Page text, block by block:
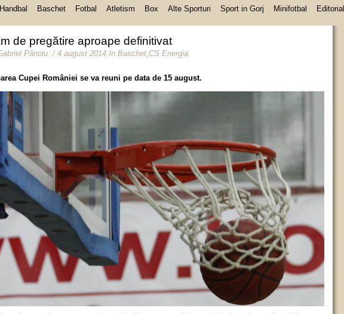
Handbal Baschet Fotbal Atletism Box Alte Sporturi Sport in Gorj Minifotbal Editorial
de pregătire aproape definitivat
Pănoiu. / 4 august 2014 In Baschet,CS Energia
Cupei României se va reuni pe data de 15 august.